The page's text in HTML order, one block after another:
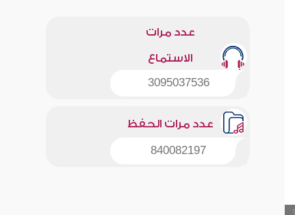
عدد مرات
الاستماع
3095037536
عدد مرات الحفظ
840082197